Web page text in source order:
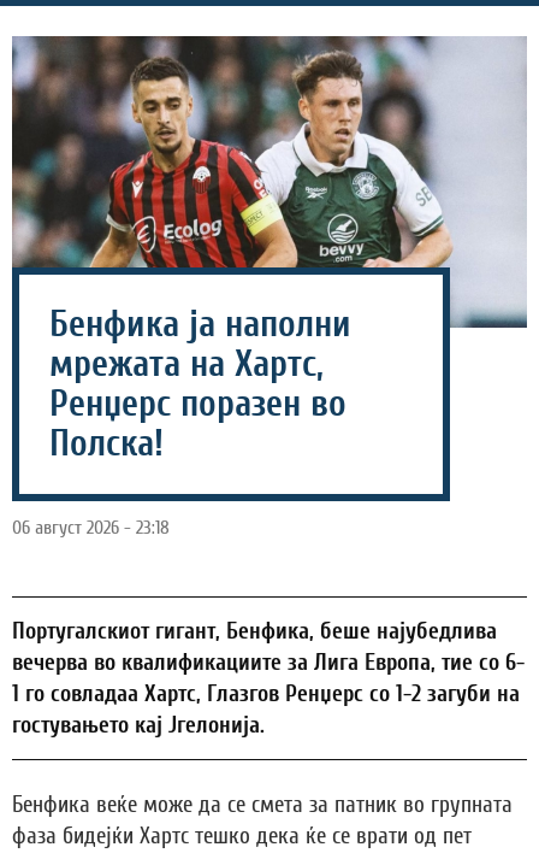
Бенфика ја наполни
мрежата на Хартс,
Ренџерс поразен во
Полска!
06 август 2026 - 23:18
Португалскиот гигант, Бенфика, беше најубедлива
вечерва во квалификациите за Лига Европа, тие со 6-
1 го совладаа Хартс, Глазгов Ренџерс со 1-2 загуби на
гостувањето кај Јгелонија.
Бенфика веќе може да се смета за патник во групната
фаза бидејќи Хартс тешко дека ќе се врати од пет